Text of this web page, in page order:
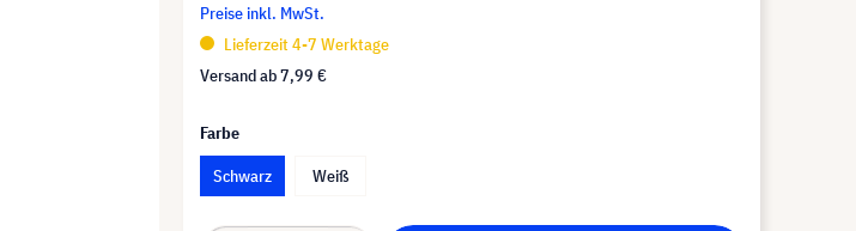
Preise inkl. MwSt.
Lieferzeit 4-7 Werktage
Versand ab7,99 €
Farbe
Schwarz
Weiß